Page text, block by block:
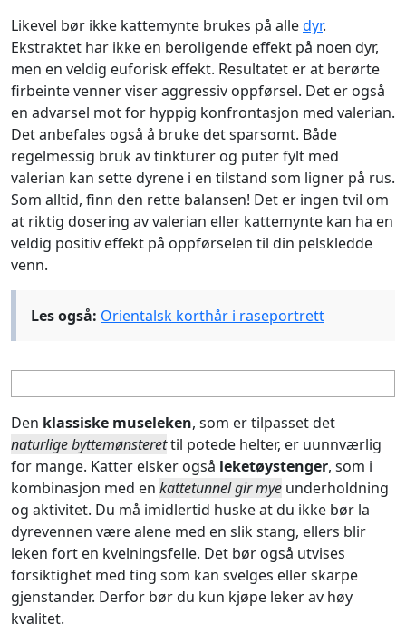
Likevel bør ikke kattemynte brukes på alledyr.
Ekstraktet har ikke en beroligende effekt på noen dyr,
men en veldig euforisk effekt. Resultatet er at berørte
firbeinte venner viser aggressiv oppførsel. Det er også
en advarsel mot for hyppig konfrontasjon med valerian.
Det anbefales også å bruke det sparsomt. Både
regelmessig bruk av tinkturer og puter fylt med
valerian kan sette dyrene i en tilstand som ligner på rus.
Som alltid, finn den rette balansen! Det er ingen tvil om
at riktig dosering av valerian eller kattemynte kan ha en
veldig positiv effekt på oppførselen til din pelskledde
venn.
Les også: Orientalsk korthår i raseportrett
Den klassiske museleken, som er tilpasset det
naturlige byttemønsterettil potede helter, er uunnværlig
for mange. Katter elsker også leketøystenger, som i
kombinasjon med en kattetunnel gir mye underholdning
og aktivitet. Du må imidlertid huske at du ikke bør la
dyrevennen være alene med en slik stang, ellers blir
leken fort en kvelningsfelle. Det bør også utvises
forsiktighet med ting som kan svelges eller skarpe
gjenstander. Derfor bør du kun kjøpe leker av høy
kvalitet.